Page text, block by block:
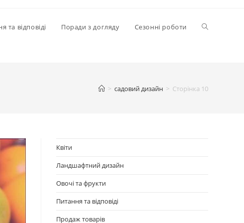
та відповіді Поради з догляду Сезонні роботи Перемкнути
> садовий дизайн > Сторінка 10
Квіти
Ландшафтний дизайн
Овочі та фрукти
Питання та відповіді
Продаж товарів